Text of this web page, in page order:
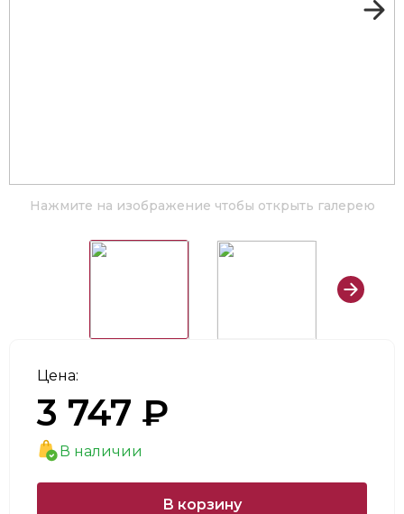
Нажмите на изображение чтобы открыть галерею
Цена:
3 747 ₽
В наличии
В корзину